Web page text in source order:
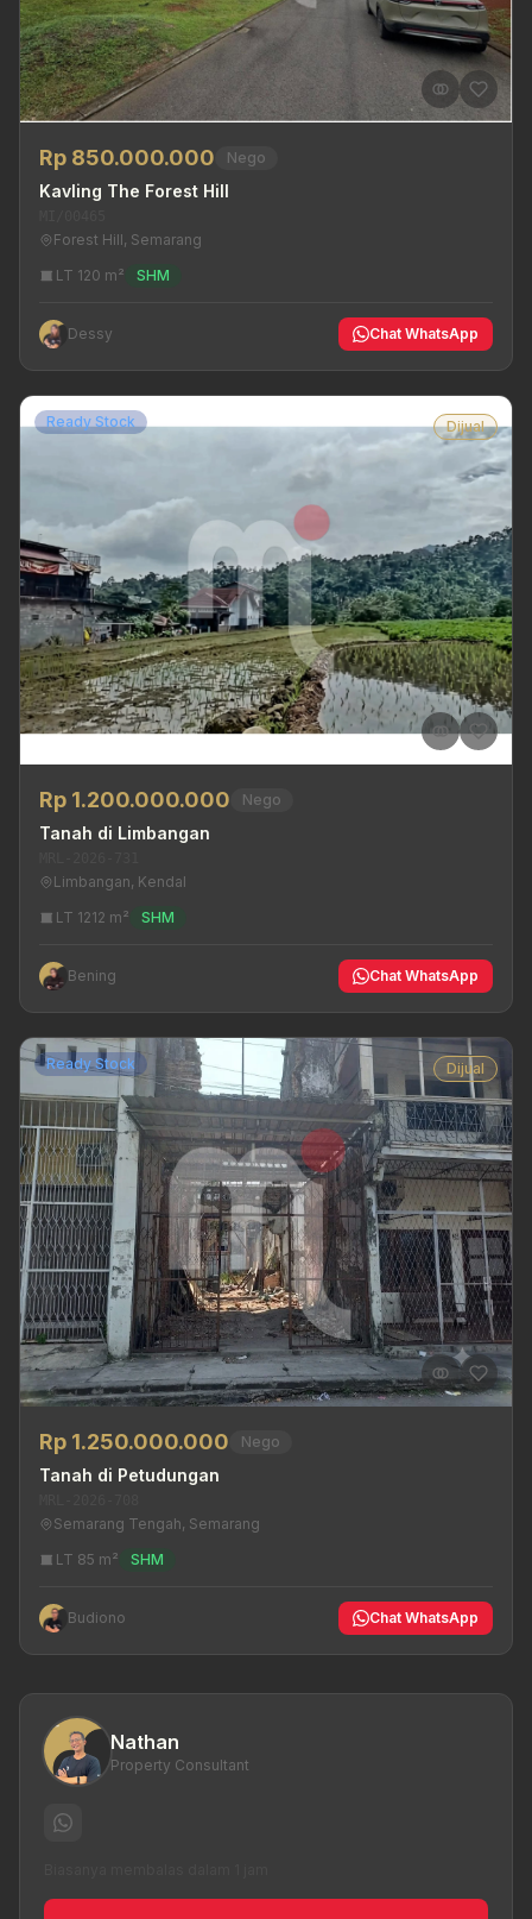
Rp 850.000.000 Nego
Kavling The Forest Hill
Forest Hill, Semarang
LT 120 m²
SHM
Dessy Chat WhatsApp
Ready Stock Dijual
Rp 1.200.000.000 Nego
Tanah di Limbangan
Limbangan, Kendal
LT 1212 m²
SHM
Bening Chat WhatsApp
Ready Stock Dijual
Rp 1.250.000.000 Nego
Tanah di Petudungan
Semarang Tengah, Semarang
LT 85 m²
SHM
Budiono Chat WhatsApp
Nathan
Property Consultant